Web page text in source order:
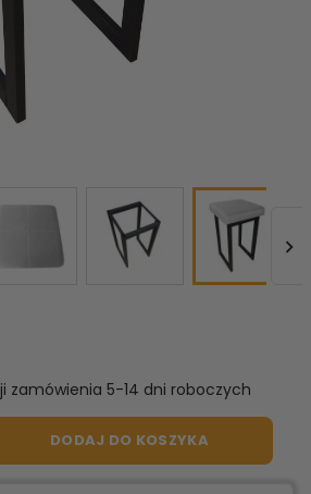

zamówienia 5-14 dni roboczych
DODAJ DO KOSZYKA